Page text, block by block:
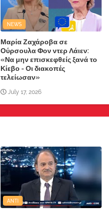
NEWS
Μαρία Ζαχάροβα σε
Ούρσουλα Φον ντερ Λάιεν:
«Να μην επισκεφθείς ξανά το
Κίεβο - Οι διακοπές
τελείωσαν»
July 17, 2026
ANTI